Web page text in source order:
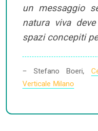
un messaggio
natura viva
spazi concepiti
– Stefano Boeri,
Verticale Milano